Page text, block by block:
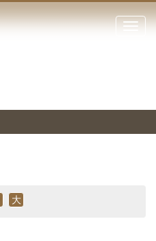
點
閉
站
停、
圖
圖
結
大